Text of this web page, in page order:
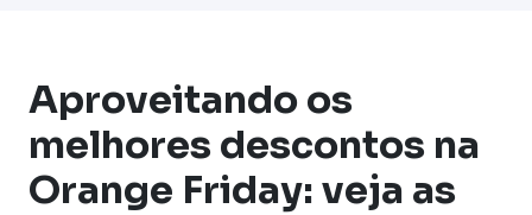
Aproveitando os
melhores descontos na
Orange Friday: veja as